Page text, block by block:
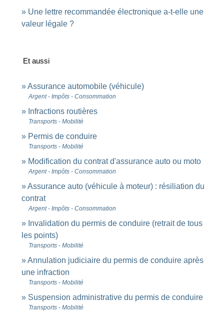
Une lettre recommandée électronique a-t-elle une
valeur légale ?
Et aussi
Assurance automobile (véhicule)
Argent - Impôts - Consommation
Infractions routières
Transports - Mobilité
Permis de conduire
Transports - Mobilité
Modification du contrat d'assurance auto ou moto
Argent - Impôts - Consommation
Assurance auto (véhicule à moteur) : résiliation du
contrat
Argent - Impôts - Consommation
Invalidation du permis de conduire (retrait de tous
les points)
Transports - Mobilité
Annulation judiciaire du permis de conduire après
une infraction
Transports - Mobilité
Suspension administrative du permis de conduire
Transports - Mobilité